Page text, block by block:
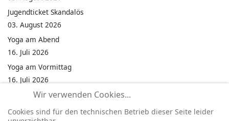
Jugendticket Skandalös
03. August 2026
Yoga am Abend
16. Juli 2026
Yoga am Vormittag
16. Juli 2026
Pilates am Abend
16. Juli 2026
Wir verwenden Cookies...
Cookies sind für den technischen Betrieb dieser Seite leider